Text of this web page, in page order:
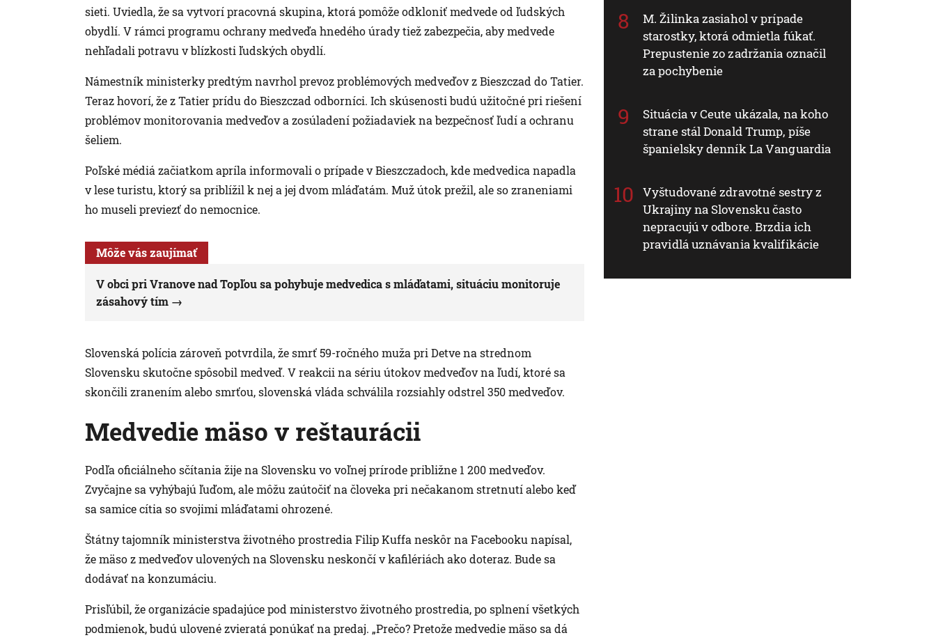
sieti. Uviedla, že sa vytvorí pracovná skupina, ktorá pomôže odkloniť medvede od ľudských
obydlí. V rámci programu ochrany medveďa hnedého úrady tiež zabezpečia, aby medvede
nehľadali potravu v blízkosti ľudských obydlí.
Námestník ministerky predtým navrhol prevoz problémových medveďov z Bieszczad do Tatier.
Teraz hovorí, že z Tatier prídu do Bieszczad odborníci. Ich skúsenosti budú užitočné pri riešení
problémov monitorovania medveďov a zosúladení požiadaviek na bezpečnosť ľudí a ochranu
šeliem.
Poľské médiá začiatkom apríla informovali o prípade v Bieszczadoch, kde medvedica napadla
v lese turistu, ktorý sa priblížil k nej a jej dvom mláďatám. Muž útok prežil, ale so zraneniami
ho museli previezť do nemocnice.
Môže vás zaujímať
V obci pri Vranove nad Topľou sa pohybuje medvedica s mláďatami, situáciu monitoruje
zásahový tím
Slovenská polícia zároveň potvrdila, že smrť 59-ročného muža pri Detve na strednom
Slovensku skutočne spôsobil medveď. V reakcii na sériu útokov medveďov na ľudí, ktoré sa
skončili zranením alebo smrťou, slovenská vláda schválila rozsiahly odstrel 350 medveďov.
Medvedie mäso v reštaurácii
Podľa oficiálneho sčítania žije na Slovensku vo voľnej prírode približne 1 200 medveďov.
Zvyčajne sa vyhýbajú ľuďom, ale môžu zaútočiť na človeka pri nečakanom stretnutí alebo keď
sa samice cítia so svojimi mláďatami ohrozené.
Štátny tajomník ministerstva životného prostredia Filip Kuffa neskôr na Facebooku napísal,
že mäso z medveďov ulovených na Slovensku neskončí v kafilériách ako doteraz. Bude sa
dodávať na konzumáciu.
Prisľúbil, že organizácie spadajúce pod ministerstvo životného prostredia, po splnení všetkých
podmienok, budú ulovené zvieratá ponúkať na predaj. „Prečo? Pretože medvedie mäso sa dá
M. Žilinka zasiahol v prípade
starostky, ktorá odmietla fúkať.
Prepustenie zo zadržania označil
za pochybenie
Situácia v Ceute ukázala, na koho
strane stál Donald Trump, píše
španielsky denník La Vanguardia
Vyštudované zdravotné sestry z
Ukrajiny na Slovensku často
nepracujú v odbore. Brzdia ich
pravidlá uznávania kvalifikácie